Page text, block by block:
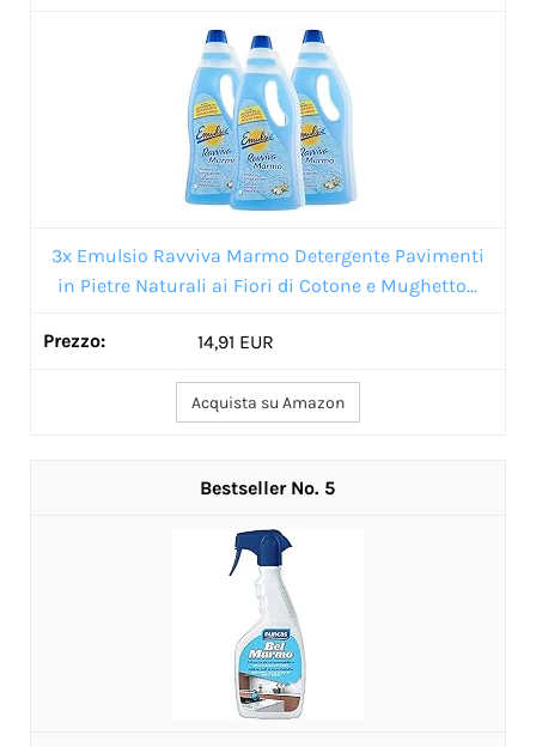
3x Emulsio Ravviva Marmo Detergente Pavimenti
in Pietre Naturali ai Fiori di Cotone e Mughetto...
14,91 EUR
Acquista su Amazon
5